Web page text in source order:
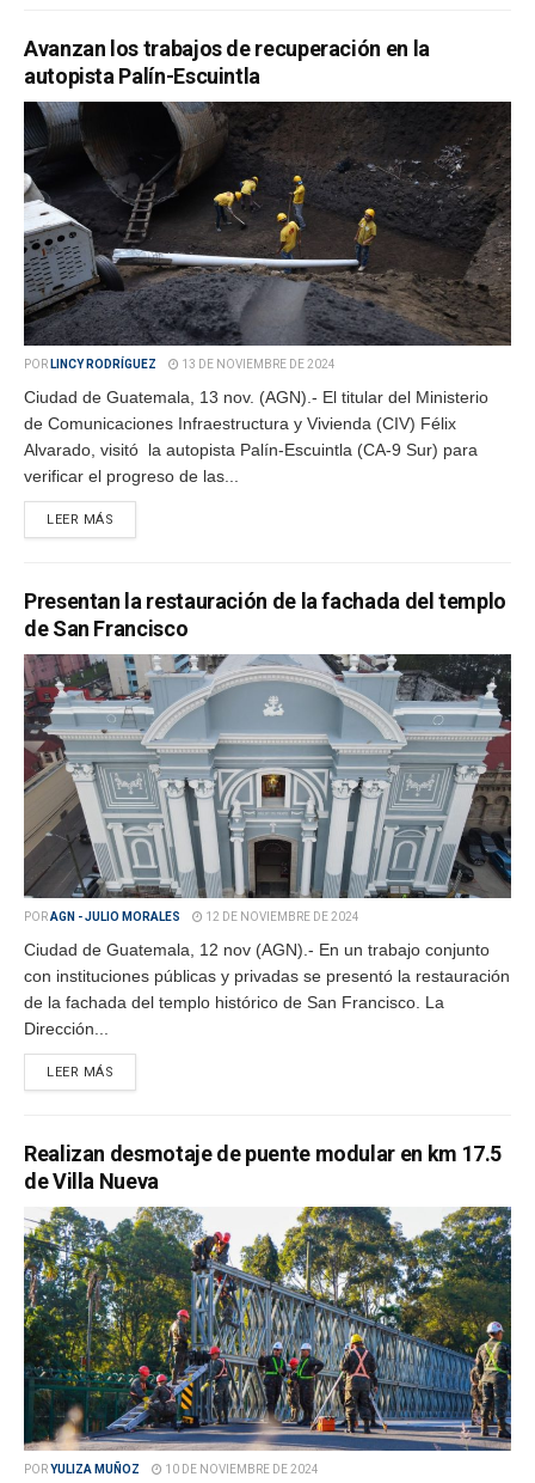
Avanzan los trabajos de recuperación en la
autopista Palín-Escuintla
POR LINCY RODRÍGUEZ 13 DE NOVIEMBRE DE 2024
Ciudad de Guatemala, 13 nov. (AGN).- El titular del Ministerio
de Comunicaciones Infraestructura y Vivienda (CIV) Félix
Alvarado, visitó la autopista Palín-Escuintla (CA-9 Sur) para
verificar el progreso de las...
LEER MÁS
Presentan la restauración de la fachada del templo
de San Francisco
PORAGN - JULIO MORALES 12 DE NOVIEMBRE DE 2024
Ciudad de Guatemala, 12 nov (AGN).- En un trabajo conjunto
con instituciones públicas y privadas se presentó la restauración
de la fachada del templo histórico de San Francisco. La
Dirección...
LEER MÁS
Realizan desmotaje de puente modular en km 17.5
de Villa Nueva
PORYULIZA MUÑOZ 10 DE NOVIEMBRE DE 2024